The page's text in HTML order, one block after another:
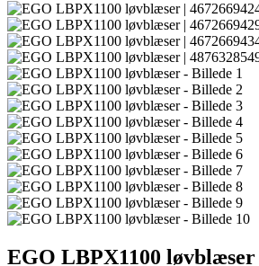
EGO LBPX1100 løvblæser